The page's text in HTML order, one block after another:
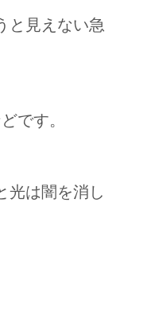
と見えない急
です。
光は闇を消し